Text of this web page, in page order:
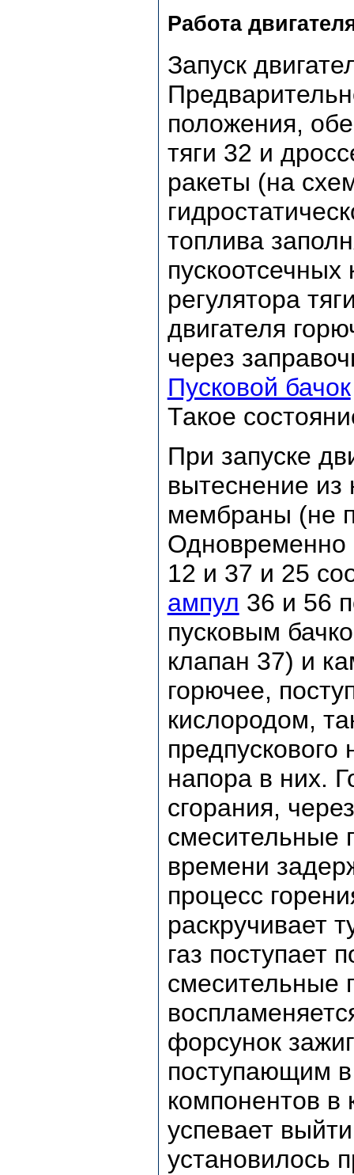
Работа
Запуск
положения,
тяги 32 и
ракеты (на
топлива
регулятора
двигателя
через
Пусковой бачок
Такое
При запуске
вытеснение из
мембраны (не
Одновременно
12 и 37 и 25
ампул 36 и 56
пусковым
клапан 37) и
горючее,
кислородом,
предпускового
напора в них.
сгорания,
смесительные
времени
процесс
раскручивает
газ поступает
смесительные
форсунок
поступающим
компонентов в
успевает
установилось